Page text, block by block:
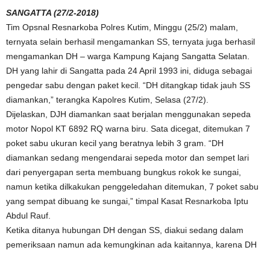
SANGATTA (27/2-2018)
Tim Opsnal Resnarkoba Polres Kutim, Minggu (25/2) malam,
ternyata selain berhasil mengamankan SS, ternyata juga berhasil
mengamankan DH – warga Kampung Kajang Sangatta Selatan.
DH yang lahir di Sangatta pada 24 April 1993 ini, diduga sebagai
pengedar sabu dengan paket kecil. “DH ditangkap tidak jauh SS
diamankan,” terangka Kapolres Kutim, Selasa (27/2).
Dijelaskan, DJH diamankan saat berjalan menggunakan sepeda
motor Nopol KT 6892 RQ warna biru. Sata dicegat, ditemukan 7
poket sabu ukuran kecil yang beratnya lebih 3 gram. “DH
diamankan sedang mengendarai sepeda motor dan sempet lari
dari penyergapan serta membuang bungkus rokok ke sungai,
namun ketika dilkakukan penggeledahan ditemukan, 7 poket sabu
yang sempat dibuang ke sungai,” timpal Kasat Resnarkoba Iptu
Abdul Rauf.
Ketika ditanya hubungan DH dengan SS, diakui sedang dalam
pemeriksaan namun ada kemungkinan ada kaitannya, karena DH